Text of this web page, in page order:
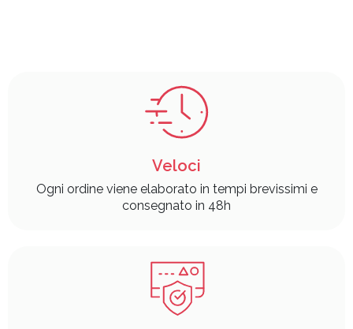
Veloci
Ogni ordine viene elaborato in tempi brevissimi e
consegnato in 48h